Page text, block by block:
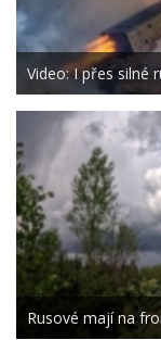
Video: I přes silné
Rusové mají na